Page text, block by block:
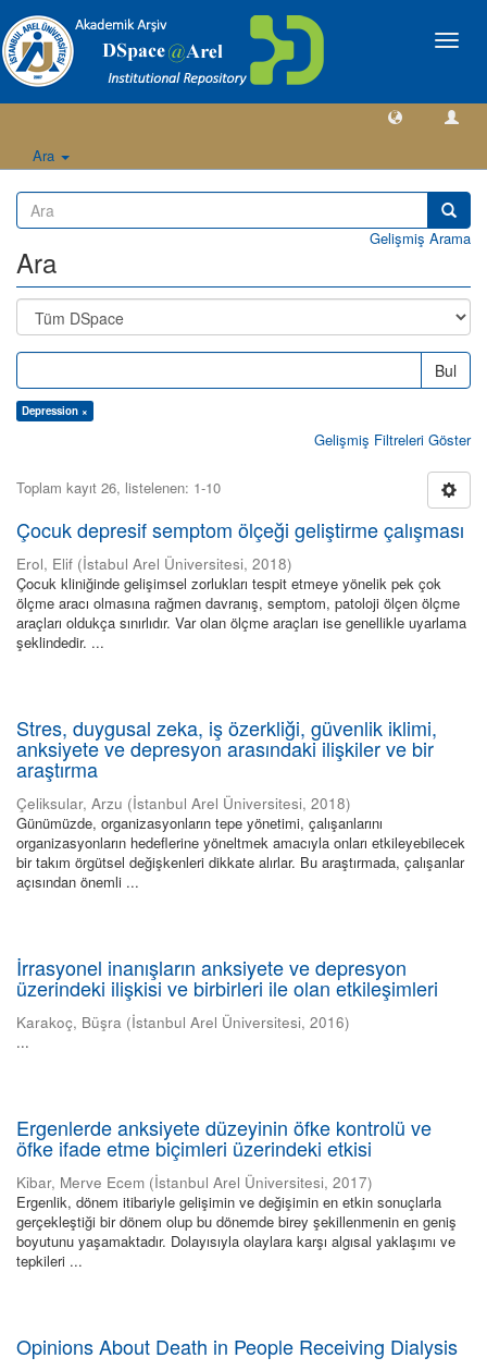
Geçiş
Ara
Gelişmiş Arama
Ara
Bul
Depression ×
Gelişmiş Filtreleri Göster
Toplam kayıt 26, listelenen: 1-10
Çocuk depresif semptom ölçeği geliştirme çalışması
Erol, Elif (İstabul Arel Üniversitesi, 2018)
Çocuk kliniğinde gelişimsel zorlukları tespit etmeye yönelik pek çok
ölçme aracı olmasına rağmen davranış, semptom, patoloji ölçen ölçme
araçları oldukça sınırlıdır. Var olan ölçme araçları ise genellikle uyarlama
şeklindedir. ...
Stres, duygusal zeka, iş özerkliği, güvenlik iklimi,
anksiyete ve depresyon arasındaki ilişkiler ve bir
araştırma
Çeliksular, Arzu (İstanbul Arel Üniversitesi, 2018)
Günümüzde, organizasyonların tepe yönetimi, çalışanlarını
organizasyonların hedeflerine yöneltmek amacıyla onları etkileyebilecek
bir takım örgütsel değişkenleri dikkate alırlar. Bu araştırmada, çalışanlar
açısından önemli ...
İrrasyonel inanışların anksiyete ve depresyon
üzerindeki ilişkisi ve birbirleri ile olan etkileşimleri
Karakoç, Büşra (İstanbul Arel Üniversitesi, 2016)
...
Ergenlerde anksiyete düzeyinin öfke kontrolü ve
öfke ifade etme biçimleri üzerindeki etkisi
Kibar, Merve Ecem (İstanbul Arel Üniversitesi, 2017)
Ergenlik, dönem itibariyle gelişimin ve değişimin en etkin sonuçlarla
gerçekleştiği bir dönem olup bu dönemde birey şekillenmenin en geniş
boyutunu yaşamaktadır. Dolayısıyla olaylara karşı algısal yaklaşımı ve
tepkileri ...
Opinions About Death in People Receiving Dialysis